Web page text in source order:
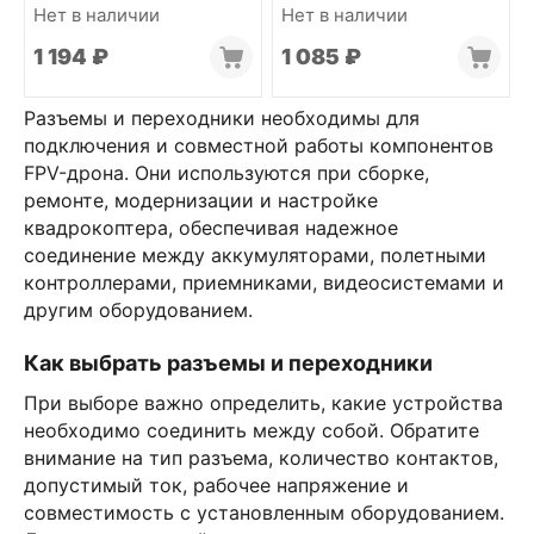
Разъемы и переходники необходимы для
подключения и совместной работы компонентов
FPV-дрона. Они используются при сборке,
ремонте, модернизации и настройке
квадрокоптера, обеспечивая надежное
соединение между аккумуляторами, полетными
контроллерами, приемниками, видеосистемами и
другим оборудованием.
Как выбрать разъемы и переходники
При выборе важно определить, какие устройства
необходимо соединить между собой. Обратите
внимание на тип разъема, количество контактов,
допустимый ток, рабочее напряжение и
совместимость с установленным оборудованием.
Нет в наличии
1 194 ₽
Нет в наличии
1 085 ₽